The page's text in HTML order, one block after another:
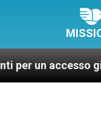
giusto ed